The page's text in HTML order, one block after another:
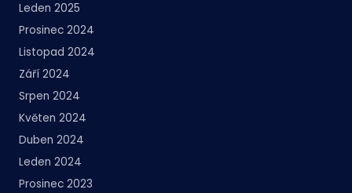
Leden 2025
Prosinec 2024
Listopad 2024
Září 2024
Srpen 2024
Květen 2024
Duben 2024
Leden 2024
Prosinec 2023